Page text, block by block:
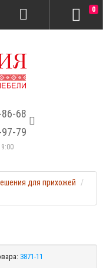
68
79
0
для прихожей
3871-11